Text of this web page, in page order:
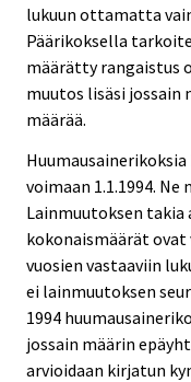
lukuun ottamatta
Päärikoksella
määrätty rangaistus
muutos lisäsi
määrää.
voimaan 1.1.1994.
Lainmuutoksen takia
kokonaismäärät
vuosien vastaaviin
ei lainmuutoksen
1994
jossain määrin
arvioidaan kirjatun